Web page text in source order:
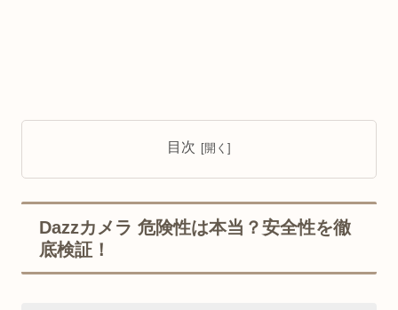
目次
Dazzカメラ 危険性は本当？安全性を徹
底検証！